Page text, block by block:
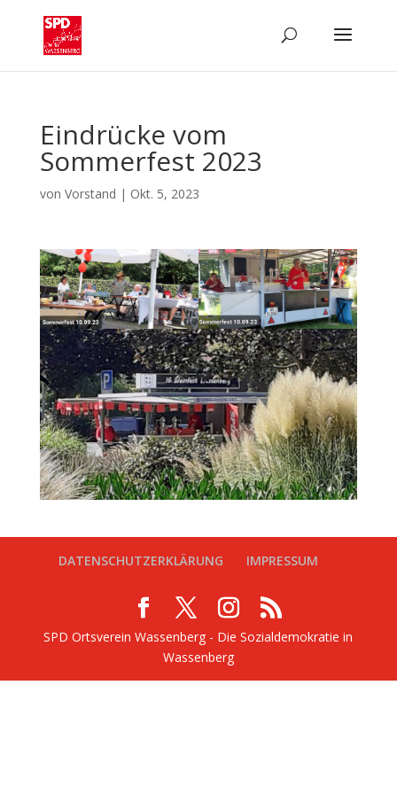
Eindrücke vom
Sommerfest 2023
von Vorstand | Okt. 5, 2023
DATENSCHUTZERKLÄRUNG IMPRESSUM
SPD Ortsverein Wassenberg - Die Sozialdemokratie in
Wassenberg